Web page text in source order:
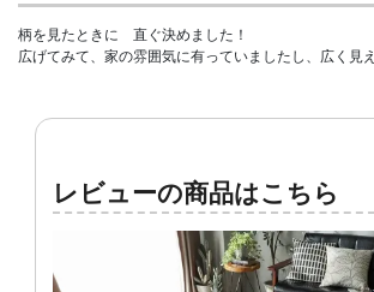
柄を見たときに　直ぐ決めました！
広げてみて、家の雰囲気に有っていましたし、広く見
レビューの商品はこちら